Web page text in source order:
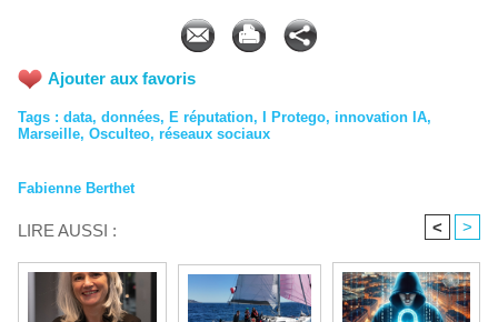
Ajouter aux favoris
Tags : data, données, E réputation, I Protego, innovation IA,
Marseille, Osculteo, réseaux sociaux
Fabienne Berthet
LIRE AUSSI : < >